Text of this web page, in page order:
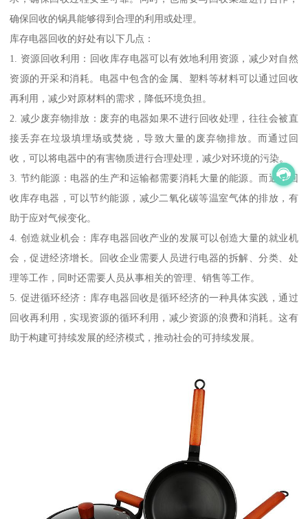
确保回收的锅具能够得到合理的利用或处理。
库存电器回收的好处有以下几点：
1. 资源回收利用：回收库存电器可以有效地利用资源，减少对自然
资源的开采和消耗。电器中包含的金属、塑料等材料可以通过回收
再利用，减少对原材料的需求，降低环境负担。
2. 减少废弃物排放：废弃的电器如果不进行回收处理，往往会被直
接丢弃在垃圾填埋场或焚烧，导致大量的废弃物排放。而通过回
收，可以将电器中的有害物质进行合理处理，减少对环境的污染。
3. 节约能源：电器的生产和运输都需要消耗大量的能源。而通过回
收库存电器，可以节约能源，减少二氧化碳等温室气体的排放，有
助于应对气候变化。
4. 创造就业机会：库存电器回收产业的发展可以创造大量的就业机
会，促进经济增长。回收企业需要人员进行电器的拆解、分类、处
理等工作，同时还需要人员从事相关的管理、销售等工作。
5. 促进循环经济：库存电器回收是循环经济的一种具体实践，通过
回收再利用，实现资源的循环利用，减少资源的浪费和消耗。这有
助于构建可持续发展的经济模式，推动社会的可持续发展。